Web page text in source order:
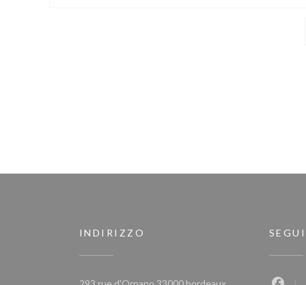
INDIRIZZO
((apre una nuova